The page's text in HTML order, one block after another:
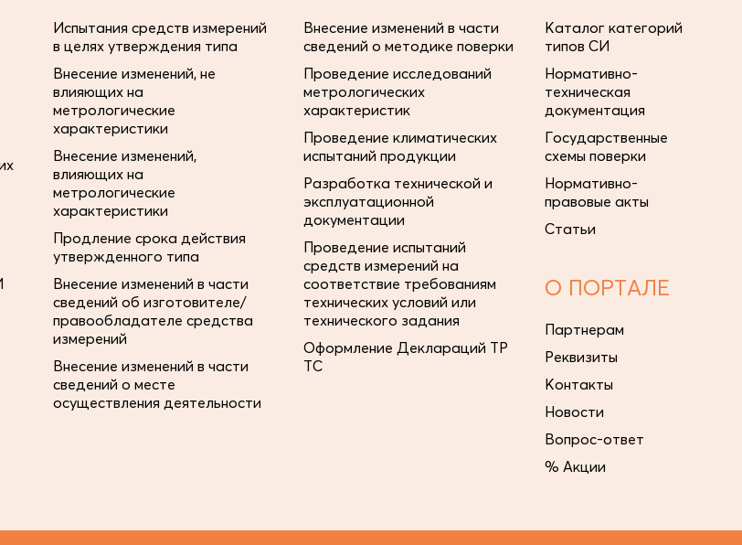
Испытания средств измерений
в целях утверждения типа
Внесение изменений, не
влияющих на
метрологические
характеристики
Внесение изменений,
влияющих на
метрологические
характеристики
Продление срока действия
утвержденного типа
Внесение изменений в части
сведений об изготовителе/
правообладателе средства
измерений
Внесение изменений в части
сведений о месте
осуществления деятельности
Внесение изменений в части
сведений о методике поверки
Проведение исследований
метрологических
характеристик
Проведение климатических
испытаний продукции
Разработка технической и
эксплуатационной
документации
Проведение испытаний
средств измерений на
соответствие требованиям
технических условий или
технического задания
Оформление Деклараций ТР
ТС
Каталог категорий
типов СИ
Нормативно-
техническая
документация
Государственные
схемы поверки
Нормативно-
правовые акты
Статьи
О ПОРТАЛЕ
Партнерам
Реквизиты
Контакты
Новости
Вопрос-ответ
% Акции